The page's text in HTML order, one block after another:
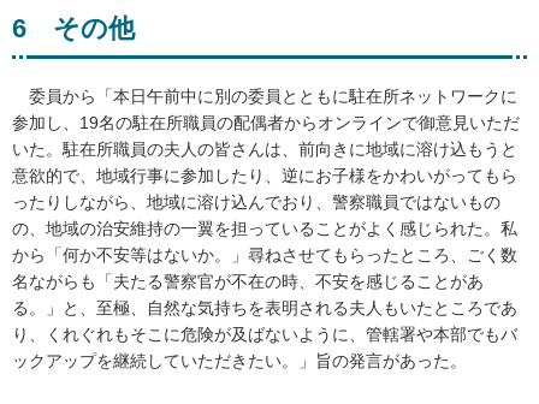
6 その他
委員から「本日午前中に別の委員とともに駐在所ネットワークに
参加し、19名の駐在所職員の配偶者からオンラインで御意見いただ
いた。駐在所職員の夫人の皆さんは、前向きに地域に溶け込もうと
意欲的で、地域行事に参加したり、逆にお子様をかわいがってもら
ったりしながら、地域に溶け込んでおり、警察職員ではないもの
の、地域の治安維持の一翼を担っていることがよく感じられた。私
から「何か不安等はないか。」尋ねさせてもらったところ、ごく数
名ながらも「夫たる警察官が不在の時、不安を感じることがあ
る。」と、至極、自然な気持ちを表明される夫人もいたところであ
り、くれぐれもそこに危険が及ばないように、管轄署や本部でもバ
ックアップを継続していただきたい。」旨の発言があった。